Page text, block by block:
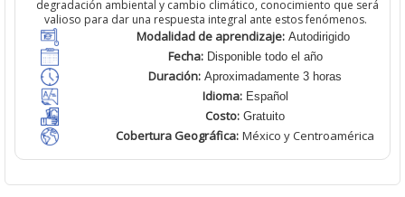
degradación ambiental y cambio climático, conocimiento que será
valioso para dar una respuesta integral ante estos fenómenos.
Modalidad de aprendizaje: Autodirigido
Fecha:Disponible todo el año
Duración: Aproximadamente 3 horas
Idioma:Español
Costo: Gratuito
Cobertura Geográfica: México y Centroamérica